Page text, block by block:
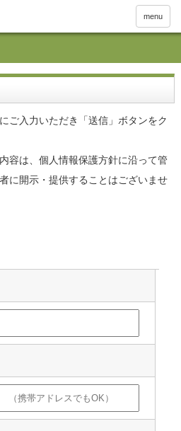
menu
ご入力いただき「送信」ボタンをク
容は、個人情報保護方針に沿って管
に開示・提供することはございませ